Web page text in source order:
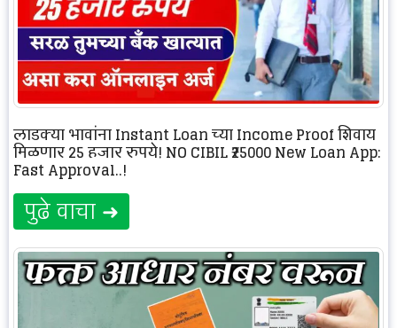
लाडक्या भावांना Instant Loan च्या Income Proof शिवाय
मिळणार 25 हजार रुपये! NO CIBIL ₹25000 New Loan App:
Fast Approval..!
पुढे वाचा ➜